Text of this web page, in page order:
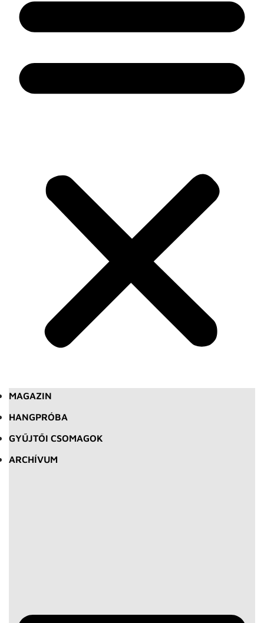
MAGAZIN
HANGPRÓBA
GYŰJTŐI CSOMAGOK
ARCHÍVUM